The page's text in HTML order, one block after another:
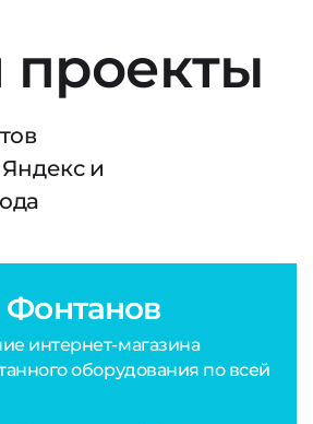
и
интернет-магазина
оборудования по всей